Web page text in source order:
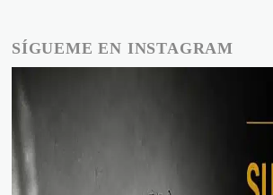
SÍGUEME EN INSTAGRAM